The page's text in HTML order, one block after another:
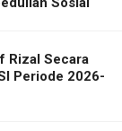
Rizal Secara
Periode 2026-